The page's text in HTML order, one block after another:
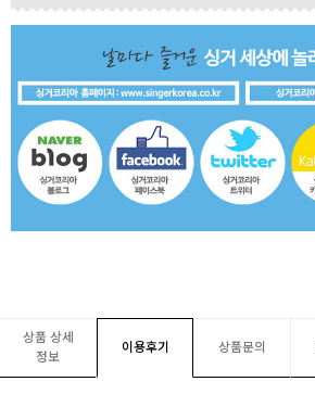
상품 상세
정보
이용후기 상품문의